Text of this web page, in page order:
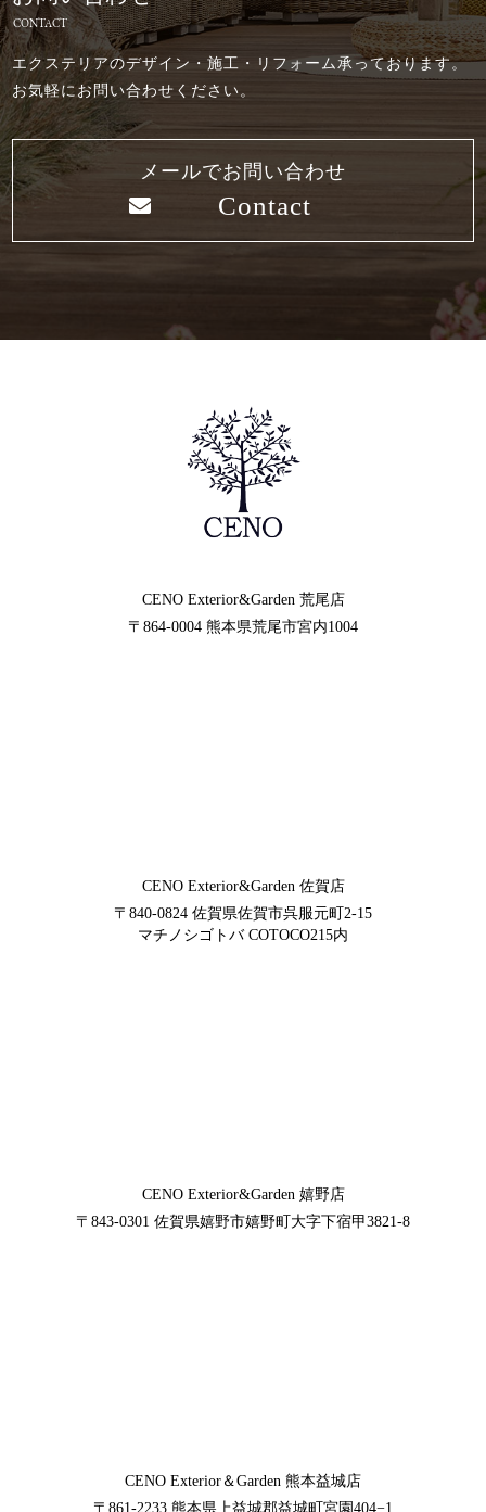
CONTACT
エクステリアのデザイン・施工・リフォーム承っております。
お気軽にお問い合わせください。
メールでお問い合わせ
Contact
CENO Exterior&Garden 荒尾店
〒864-0004 熊本県荒尾市宮内1004
CENO Exterior&Garden 佐賀店
〒840-0824 佐賀県佐賀市呉服元町2-15
マチノシゴトバ COTOCO215内
CENO Exterior&Garden 嬉野店
〒843-0301 佐賀県嬉野市嬉野町大字下宿甲3821-8
CENO Exterior＆Garden 熊本益城店
〒861-2233 熊本県上益城郡益城町宮園404−1